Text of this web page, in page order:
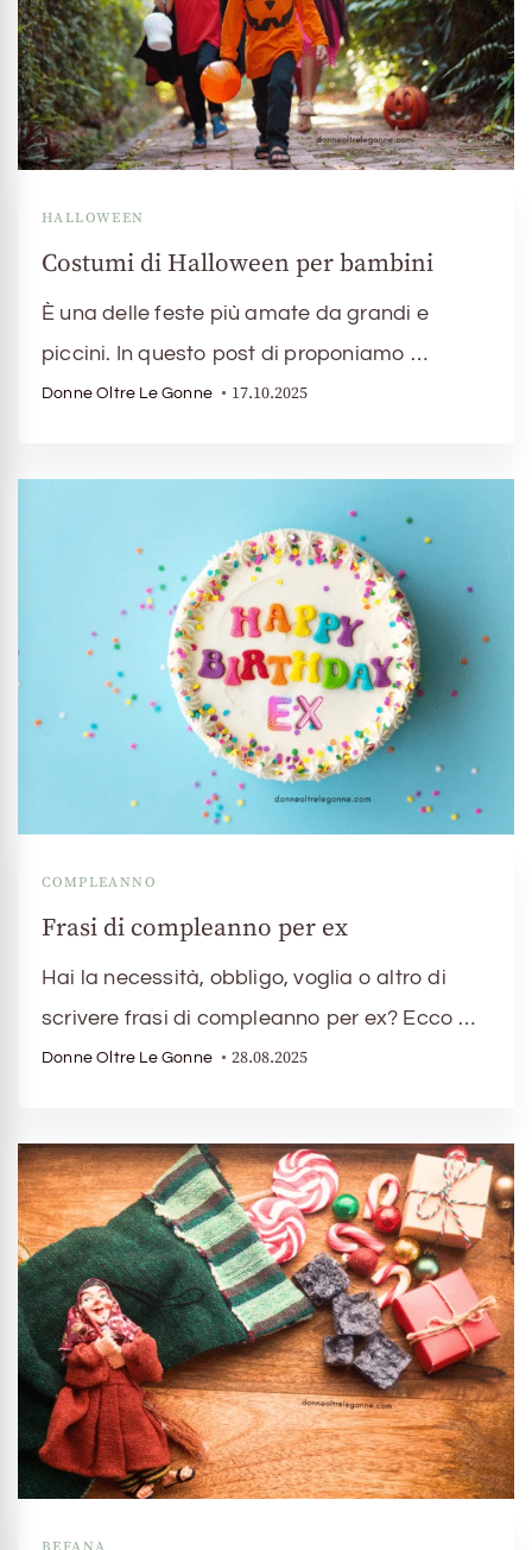
HALLOWEEN
Costumi di Halloween per bambini
È una delle feste più amate da grandi e
piccini. In questo post di proponiamo …
Donne Oltre Le Gonne 17.10.2025
COMPLEANNO
Frasi di compleanno per ex
Hai la necessità, obbligo, voglia o altro di
scrivere frasi di compleanno per ex? Ecco …
Donne Oltre Le Gonne 28.08.2025